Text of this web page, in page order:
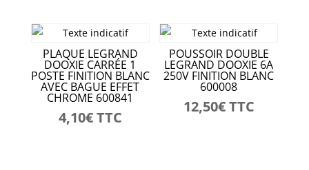
PLAQUE LEGRAND
DOOXIE CARRÉE 1
POSTE FINITION BLANC
AVEC BAGUE EFFET
CHROME 600841
4,10€TTC
POUSSOIR DOUBLE
LEGRAND DOOXIE 6A
250V FINITION BLANC
600008
12,50€TTC